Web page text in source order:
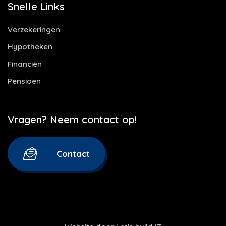
Snelle Links
Verzekeringen
Hypotheken
Financiën
Pensioen
Vragen? Neem contact op!
Contact